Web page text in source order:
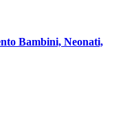
Bambini, Neonati,